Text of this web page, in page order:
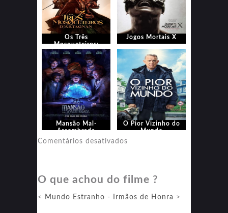
Os Três
Mosqueteiros:
D’Artagnan
Jogos Mortais X
Mansão Mal-
Assombrada
O Pior Vizinho do
Mundo
Comentários desativados
Vizinho
O que achou do filme ?
< Mundo Estranho - Irmãos de Honra >